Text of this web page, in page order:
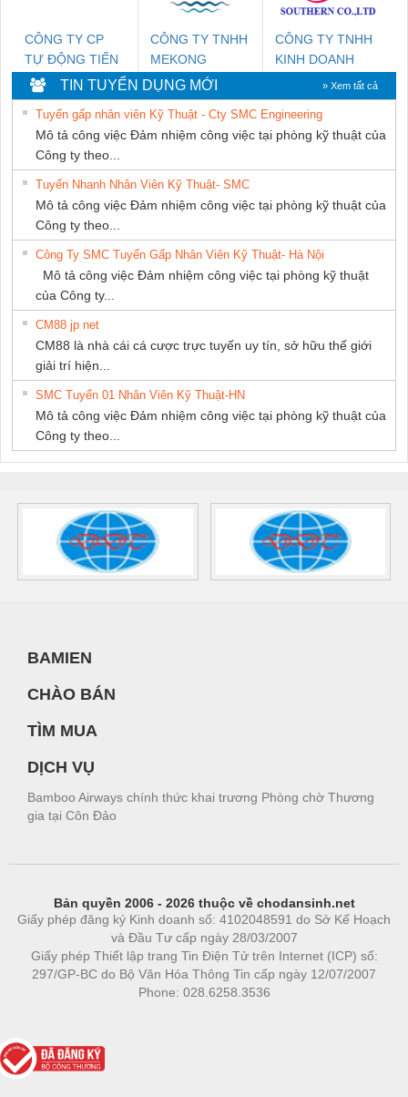
CÔNG TY CP
TỰ ĐỘNG TIẾN
HƯNG
CÔNG TY TNHH
MEKONG
MARINE
SUPPLY
CÔNG TY TNHH
KINH DOANH
DỊCH VỤ XNK
PHƯƠNG NAM
TIN TUYỂN DỤNG MỚI » Xem tất cả
Tuyển gấp nhân viên Kỹ Thuật - Cty SMC Engineering
Mô tả công việc Đảm nhiệm công việc tại phòng kỹ thuật của
Công ty theo...
Tuyển Nhanh Nhân Viên Kỹ Thuật- SMC
Mô tả công việc Đảm nhiệm công việc tại phòng kỹ thuật của
Công ty theo...
Công Ty SMC Tuyển Gấp Nhân Viên Kỹ Thuật- Hà Nội
Mô tả công việc Đảm nhiệm công việc tại phòng kỹ thuật
của Công ty...
CM88 jp net
CM88 là nhà cái cá cược trực tuyến uy tín, sở hữu thế giới
giải trí hiện...
SMC Tuyển 01 Nhân Viên Kỹ Thuật-HN
Mô tả công việc Đảm nhiệm công việc tại phòng kỹ thuật của
Công ty theo...
BAMIEN
CHÀO BÁN
TÌM MUA
DỊCH VỤ
Bamboo Airways chính thức khai trương Phòng chờ Thương
gia tại Côn Đảo
Bản quyền 2006 - 2026 thuộc về chodansinh.net
Giấy phép đăng ký Kinh doanh số: 4102048591 do Sở Kế Hoạch
và Đầu Tư cấp ngày 28/03/2007
Giấy phép Thiết lập trang Tin Điện Tử trên Internet (ICP) số:
297/GP-BC do Bộ Văn Hóa Thông Tin cấp ngày 12/07/2007
Phone: 028.6258.3536